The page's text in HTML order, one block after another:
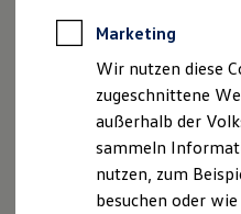
Anpfiff zum Gewinn
Elektroautos
ID. Tutorials
Reichweite
Reichweite
Reichweite
Probefahrt
Marketing
Wir nutzen diese
zugeschnittene
außerhalb der
sammeln
nutzen, zum
besuchen oder